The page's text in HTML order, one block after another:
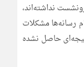
نداشته‌اند،
در تمام رسانه‌ها مشکلات
حاصل نشده